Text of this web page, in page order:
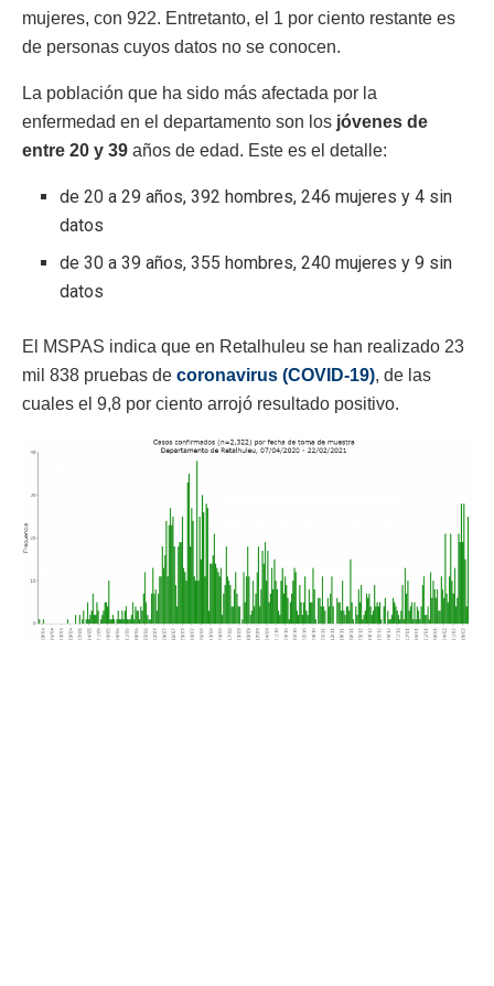
mujeres, con 922. Entretanto, el 1 por ciento restante es
de personas cuyos datos no se conocen.
La población que ha sido más afectada por la
enfermedad en el departamento son los jóvenes de
entre 20 y 39 años de edad. Este es el detalle:
de 20 a 29 años, 392 hombres, 246 mujeres y 4 sin
datos
de 30 a 39 años, 355 hombres, 240 mujeres y 9 sin
datos
El MSPAS indica que en Retalhuleu se han realizado 23
mil 838 pruebas de coronavirus (COVID-19), de las
cuales el 9,8 por ciento arrojó resultado positivo.